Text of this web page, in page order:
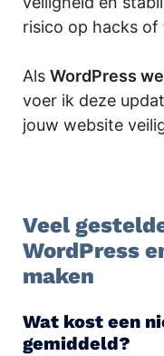
risico op hacks of
Als WordPress
voer ik deze
jouw website
Veel
WordPress
maken
Wat kost een
gemiddeld?